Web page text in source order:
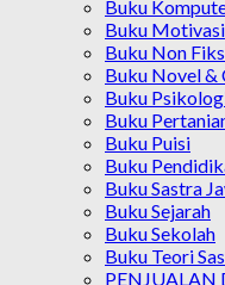
Buku
Buku Motivasi
Buku Non
Buku Novel &
Buku
Buku
Buku Puisi
Buku
Buku Sastra
Buku Sejarah
Buku Sekolah
Buku Teori